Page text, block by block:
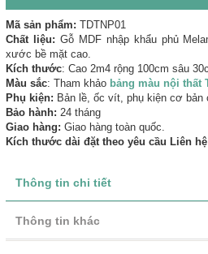
Mã sản phẩm: TDTNP01
Chất liệu: Gỗ MDF nhập khẩu phủ
xước bề mặt cao.
Kích thước: Cao 2m4 rộng 100cm sâu
Màu sắc: Tham khảo bảng màu nội thất
Phụ kiện: Bản lề, ốc vít, phụ kiện cơ bản
Bảo hành: 24 tháng
Giao hàng: Giao hàng toàn quốc.
Kích thước dài đặt theo yêu cầu Liên hệ
Thông tin chi tiết
Thông tin khác